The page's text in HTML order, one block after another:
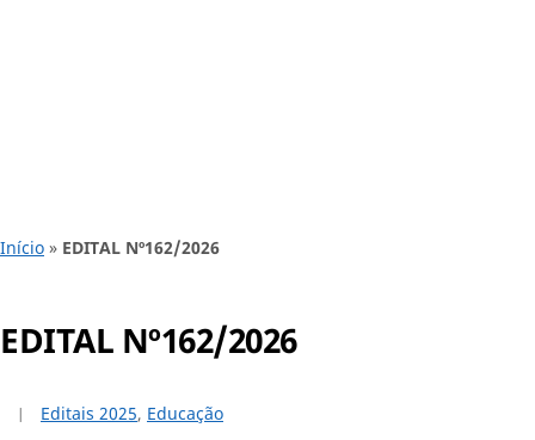
Início » EDITAL Nº162/2026
EDITAL Nº162/2026
Editais 2025, Educação